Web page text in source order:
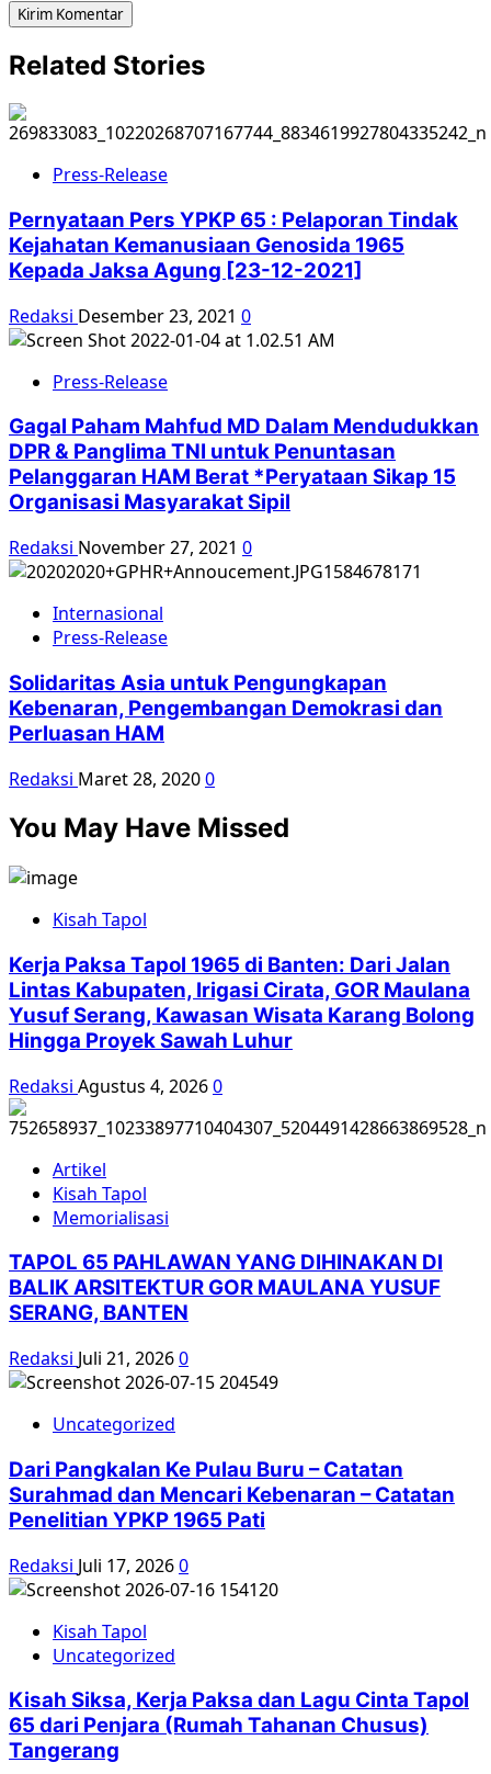
Related Stories
Press-Release
Pernyataan Pers YPKP 65 : Pelaporan Tindak
Kejahatan Kemanusiaan Genosida 1965
Kepada Jaksa Agung [23-12-2021]
Redaksi Desember 23, 2021 0
Press-Release
Gagal Paham Mahfud MD Dalam Mendudukkan
DPR & Panglima TNI untuk Penuntasan
Pelanggaran HAM Berat *Peryataan Sikap 15
Organisasi Masyarakat Sipil
Redaksi November 27, 2021 0
Internasional
Press-Release
Solidaritas Asia untuk Pengungkapan
Kebenaran, Pengembangan Demokrasi dan
Perluasan HAM
Redaksi Maret 28, 20200
You May Have Missed
Kisah Tapol
Kerja Paksa Tapol 1965 di Banten: Dari Jalan
Lintas Kabupaten, Irigasi Cirata, GOR Maulana
Yusuf Serang, Kawasan Wisata Karang Bolong
Hingga Proyek Sawah Luhur
Redaksi Agustus 4, 20260
Artikel
Kisah Tapol
Memorialisasi
TAPOL 65 PAHLAWAN YANG DIHINAKAN DI
BALIK ARSITEKTUR GOR MAULANA YUSUF
SERANG, BANTEN
Redaksi Juli 21, 20260
Uncategorized
Dari Pangkalan Ke Pulau Buru – Catatan
Surahmad dan Mencari Kebenaran – Catatan
Penelitian YPKP 1965 Pati
Redaksi Juli 17, 20260
Kisah Tapol
Uncategorized
Kisah Siksa, Kerja Paksa dan Lagu Cinta Tapol
65 dari Penjara (Rumah Tahanan Chusus)
Tangerang